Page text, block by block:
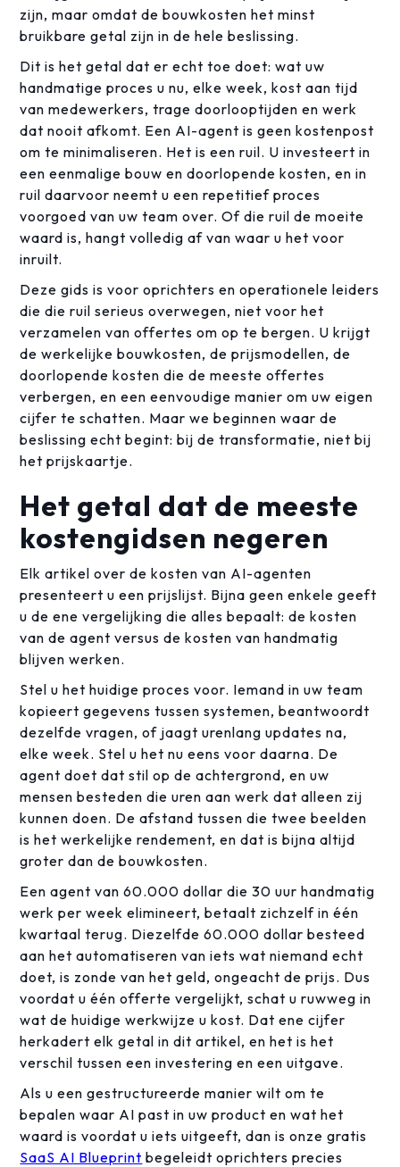
zijn, maar omdat de bouwkosten het minst
bruikbare getal zijn in de hele beslissing.
Dit is het getal dat er echt toe doet: wat uw
handmatige proces u nu, elke week, kost aan tijd
van medewerkers, trage doorlooptijden en werk
dat nooit afkomt. Een AI-agent is geen kostenpost
om te minimaliseren. Het is een ruil. U investeert in
een eenmalige bouw en doorlopende kosten, en in
ruil daarvoor neemt u een repetitief proces
voorgoed van uw team over. Of die ruil de moeite
waard is, hangt volledig af van waar u het voor
inruilt.
Deze gids is voor oprichters en operationele leiders
die die ruil serieus overwegen, niet voor het
verzamelen van offertes om op te bergen. U krijgt
de werkelijke bouwkosten, de prijsmodellen, de
doorlopende kosten die de meeste offertes
verbergen, en een eenvoudige manier om uw eigen
cijfer te schatten. Maar we beginnen waar de
beslissing echt begint: bij de transformatie, niet bij
het prijskaartje.
Het getal dat de meeste
kostengidsen negeren
Elk artikel over de kosten van AI-agenten
presenteert u een prijslijst. Bijna geen enkele geeft
u de ene vergelijking die alles bepaalt: de kosten
van de agent versus de kosten van handmatig
blijven werken.
Stel u het huidige proces voor. Iemand in uw team
kopieert gegevens tussen systemen, beantwoordt
dezelfde vragen, of jaagt urenlang updates na,
elke week. Stel u het nu eens voor daarna. De
agent doet dat stil op de achtergrond, en uw
mensen besteden die uren aan werk dat alleen zij
kunnen doen. De afstand tussen die twee beelden
is het werkelijke rendement, en dat is bijna altijd
groter dan de bouwkosten.
Een agent van 60.000 dollar die 30 uur handmatig
werk per week elimineert, betaalt zichzelf in één
kwartaal terug. Diezelfde 60.000 dollar besteed
aan het automatiseren van iets wat niemand echt
doet, is zonde van het geld, ongeacht de prijs. Dus
voordat u één offerte vergelijkt, schat u ruwweg in
wat de huidige werkwijze u kost. Dat ene cijfer
herkadert elk getal in dit artikel, en het is het
verschil tussen een investering en een uitgave.
Als u een gestructureerde manier wilt om te
bepalen waar AI past in uw product en wat het
waard is voordat u iets uitgeeft, dan is onze gratis
SaaS AI Blueprint begeleidt oprichters precies